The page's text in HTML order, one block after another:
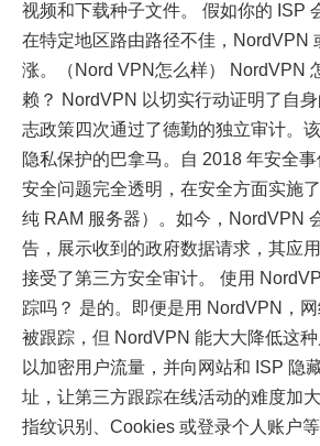
视频和下载种子文件。 假如你的 ISP
在特定地区路由路径不佳，NordVPN
涨。（Nord VPN怎么样） NordVPN
赖？ NordVPN 以切实行动证明了自
志政策四次通过了德勤的独立审计。
隐私保护的巴拿马。自 2018 年安全
安全问题完全透明，在安全方面实施
纯 RAM 服务器）。如今，NordVPN
告，展示收到的政府数据请求，其应
接受了第三方安全审计。 使用
踪吗？ 是的。即便是用 NordVPN，
被跟踪，但 NordVPN 能大大降低这
以加密用户流量，并向网站和 ISP 隐
址，让第三方跟踪在线活动的难度加
指纹识别、Cookies 或登录个人账户等